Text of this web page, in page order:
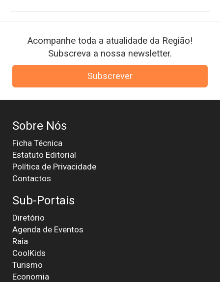
Acompanhe toda a atualidade da Região!
Subscreva a nossa newsletter.
Subscrever
Sobre Nós
Ficha Técnica
Estatuto Editorial
Política de Privacidade
Contactos
Sub-Portais
Diretório
Agenda de Eventos
Raia
CoolKids
Turismo
Economia